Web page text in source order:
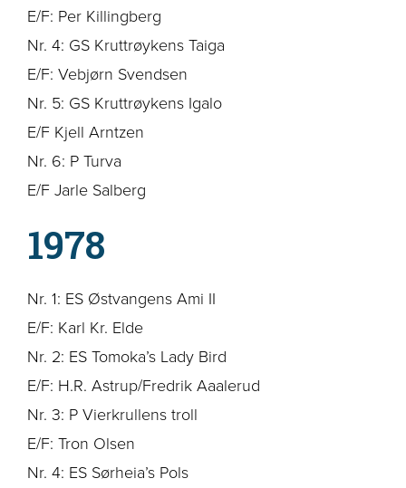
E/F: Per Killingberg
Nr. 4: GS Kruttrøykens Taiga
E/F: Vebjørn Svendsen
Nr. 5: GS Kruttrøykens Igalo
E/F Kjell Arntzen
Nr. 6: P Turva
E/F Jarle Salberg
1978
Nr. 1: ES Østvangens Ami II
E/F: Karl Kr. Elde
Nr. 2: ES Tomoka’s Lady Bird
E/F: H.R. Astrup/Fredrik Aaalerud
Nr. 3: P Vierkrullens troll
E/F: Tron Olsen
Nr. 4: ES Sørheia’s Pols